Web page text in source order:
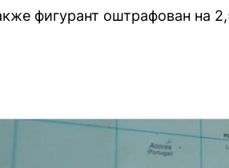
фигурант оштрафован на